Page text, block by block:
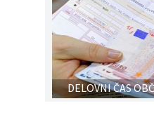
DELOVNI ČAS